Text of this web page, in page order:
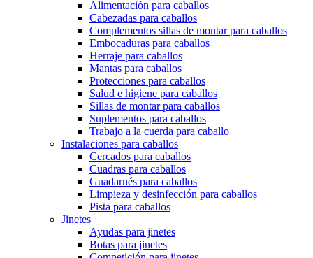
Alimentación para caballos
Cabezadas para caballos
Complementos sillas de montar para caballos
Embocaduras para caballos
Herraje para caballos
Mantas para caballos
Protecciones para caballos
Salud e higiene para caballos
Sillas de montar para caballos
Suplementos para caballos
Trabajo a la cuerda para caballo
Instalaciones para caballos
Cercados para caballos
Cuadras para caballos
Guadarnés para caballos
Limpieza y desinfección para caballos
Pista para caballos
Jinetes
Ayudas para jinetes
Botas para jinetes